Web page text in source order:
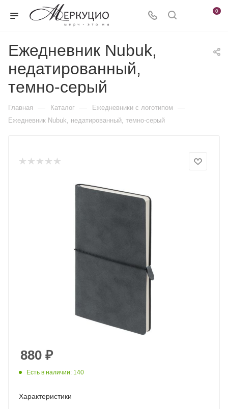
0
Ежедневник Nubuk,
недатированный,
темно-серый
Главная — Каталог — Ежедневники c логотипом —
Ежедневник Nubuk, недатированный, темно-серый
880 ₽
Есть в наличии: 140
Характеристики